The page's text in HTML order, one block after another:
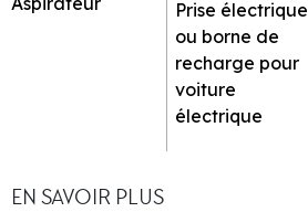
Prise électrique
ou borne de
recharge pour
voiture
électrique
EN SAVOIR PLUS